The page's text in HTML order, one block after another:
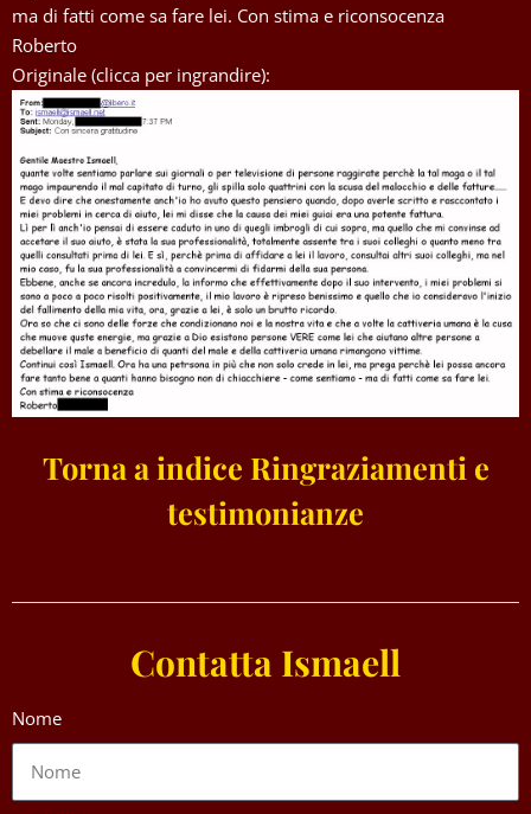
ma di fatti come sa fare lei. Con stima e riconsocenza
Roberto
Originale (clicca per ingrandire):
Torna a indice Ringraziamenti e
testimonianze
Contatta Ismaell
Nome